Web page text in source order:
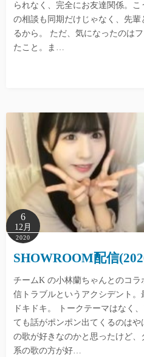
られなく、完全にお友達関係。
の相談も同期だけじゃなく、先
るから。 ただ、気になったのは
たこと。ま…
6
12月
2020
SHOWROOM配信
チームK の小林蘭ちゃんとのコ
信トラブルというアクシデント。
ドキドキ。 トークテーマはなく
ても話がポンポン出てくるのは
の歌が好きなのかと思ったけど
系の歌の方が好…